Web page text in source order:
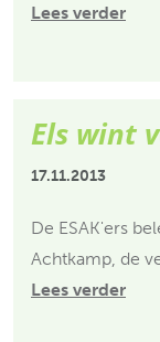
Lees verder
Els wint
17.11.2013
De ESAK'ers
Achtkamp, de
Lees verder